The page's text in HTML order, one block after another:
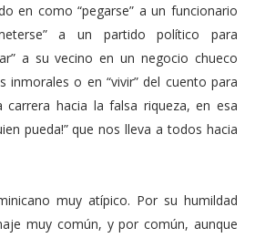
en como “pegarse” a un funcionario
a un partido político para
a su vecino en un negocio chueco
inmorales o en “vivir” del cuento para
carrera hacia la falsa riqueza, en esa
pueda!” que nos lleva a todos hacia
muy atípico. Por su humildad
muy común, y por común, aunque